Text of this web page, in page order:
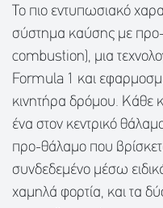
Το πιο εντυπωσιακό
σύστημα καύσης με
combustion), μια
Formula 1 και
κινητήρα δρόμου. Κάθε
ένα στον κεντρικό
προ-θάλαμο που
συνδεδεμένο μέσω
χαμηλά φορτία, και τα